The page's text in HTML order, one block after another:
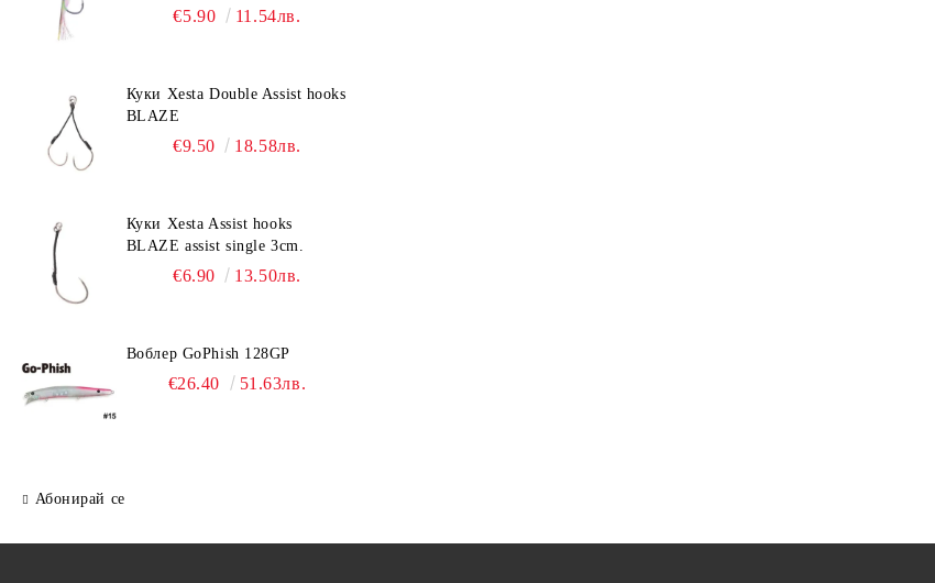
€5.90 11.54лв.
Куки Xesta Double Assist hooks
BLAZE
€9.50 18.58лв.
Куки Xesta Assist hooks
BLAZE assist single 3cm.
€6.90 13.50лв.
Воблер GoPhish 128GP
€26.40 51.63лв.
Абонирай се